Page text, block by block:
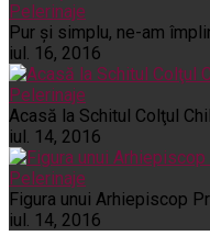
Pelerinaje
Pur şi simplu, ne-am
iul. 16, 2016
Pelerinaje
Acasă la Schitul Colţul
iul. 14, 2016
Pelerinaje
Figura unui Arhiepiscop
iul. 14, 2016